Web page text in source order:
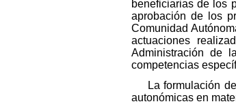
beneficiarias de los
aprobación de los
Comunidad
actuaciones
Administración de
competencias
La formulación
autonómicas en